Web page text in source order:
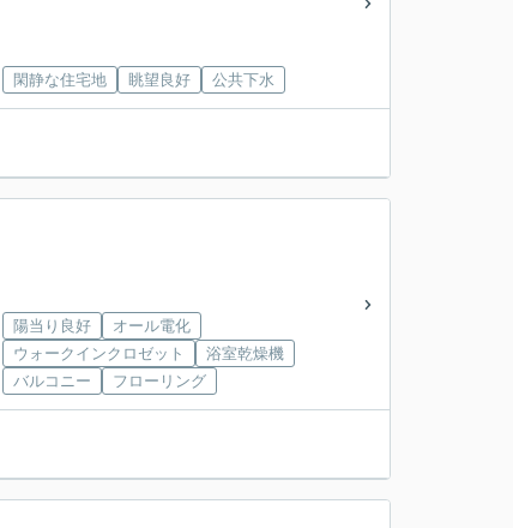
閑静な住宅地 眺望良好 公共下水
陽当り良好
オール電化
ウォークインクロゼット
浴室乾燥機
バルコニー
フローリング